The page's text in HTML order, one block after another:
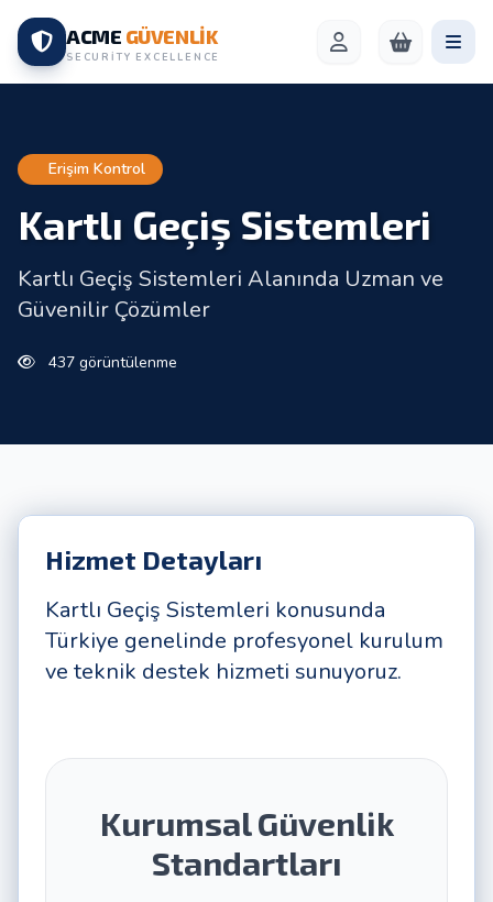
ACME GÜVENLİK
SECURITY EXCELLENCE
Erişim Kontrol
Kartlı Geçiş Sistemleri
Kartlı Geçiş Sistemleri Alanında Uzman ve
Güvenilir Çözümler
437 görüntülenme
Hizmet Detayları
Kartlı Geçiş Sistemleri konusunda
Türkiye genelinde profesyonel kurulum
ve teknik destek hizmeti sunuyoruz.
Kurumsal Güvenlik
Standartları